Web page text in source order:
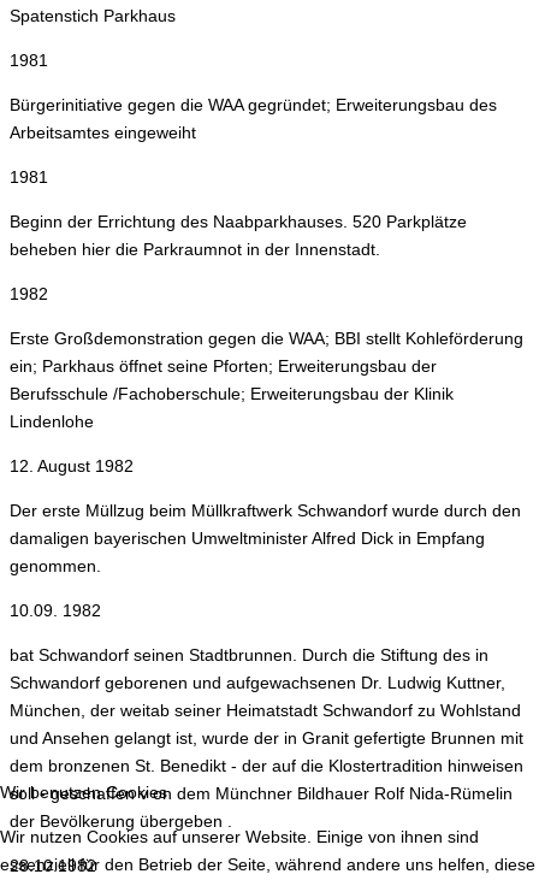
Spatenstich Parkhaus
1981
Bürgerinitiative gegen die WAA gegründet; Erweiterungsbau des
Arbeitsamtes eingeweiht
1981
Beginn der Errichtung des Naabparkhauses. 520 Parkplätze
beheben hier die Parkraumnot in der Innenstadt.
1982
Erste Großdemonstration gegen die WAA; BBI stellt Kohleförderung
ein; Parkhaus öffnet seine Pforten; Erweiterungsbau der
Berufsschule /Fachoberschule; Erweiterungsbau der Klinik
Lindenlohe
12. August 1982
Der erste Müllzug beim Müllkraftwerk Schwandorf wurde durch den
damaligen bayerischen Umweltminister Alfred Dick in Empfang
genommen.
10.09. 1982
bat Schwandorf seinen Stadtbrunnen. Durch die Stiftung des in
Schwandorf geborenen und aufgewachsenen Dr. Ludwig Kuttner,
München, der weitab seiner Heimatstadt Schwandorf zu Wohlstand
und Ansehen gelangt ist, wurde der in Granit gefertigte Brunnen mit
dem bronzenen St. Benedikt - der auf die Klostertradition hinweisen
soll - geschaffen v on dem Münchner Bildhauer Rolf Nida-Rümelin
der Bevölkerung übergeben .
28.10.1982
Wir benutzen Cookies
Wir nutzen Cookies auf unserer Website. Einige von ihnen sind
essenziell für den Betrieb der Seite, während andere uns helfen, diese